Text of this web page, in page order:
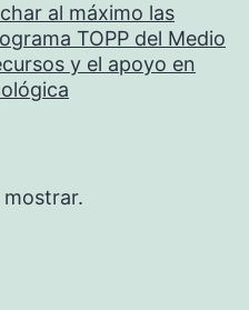
al máximo las
TOPP del Medio
y el apoyo en